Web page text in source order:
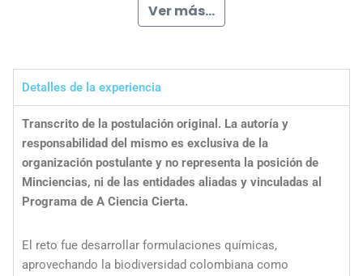
Ver más...
Detalles de la experiencia
Transcrito de la postulación original. La autoría y
responsabilidad del mismo es exclusiva de la
organización postulante y no representa la posición de
Minciencias, ni de las entidades aliadas y vinculadas al
Programa de A Ciencia Cierta.
El reto fue desarrollar formulaciones químicas,
aprovechando la biodiversidad colombiana como